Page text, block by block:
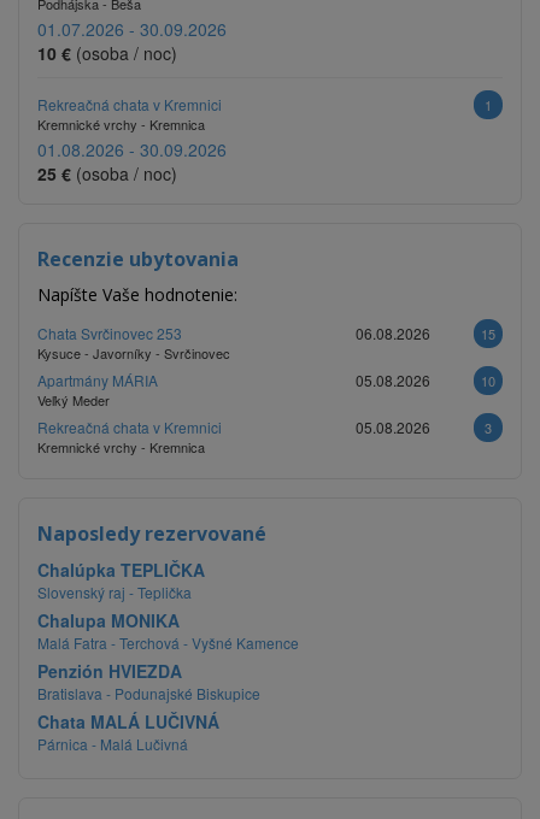
Podhájska - Beša
01.07.2026 - 30.09.2026
10 € (osoba / noc)
Rekreačná chata v Kremnici
1
Kremnické vrchy - Kremnica
01.08.2026 - 30.09.2026
25 € (osoba / noc)
Recenzie ubytovania
Napíšte Vaše hodnotenie:
Chata Svrčinovec 253 06.08.2026
15
Kysuce - Javorníky - Svrčinovec
Apartmány MÁRIA 05.08.2026
10
Veľký Meder
Rekreačná chata v Kremnici 05.08.2026
3
Kremnické vrchy - Kremnica
Naposledy rezervované
Chalúpka TEPLIČKA
Slovenský raj - Teplička
Chalupa MONIKA
Malá Fatra - Terchová - Vyšné Kamence
Penzión HVIEZDA
Bratislava - Podunajské Biskupice
Chata MALÁ LUČIVNÁ
Párnica - Malá Lučivná